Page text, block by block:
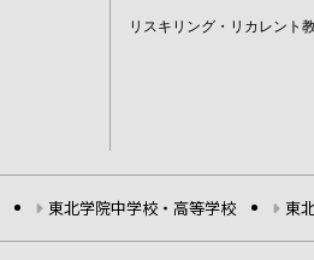
リスキリング・リカレント
東北学院中学校・高等学校 東